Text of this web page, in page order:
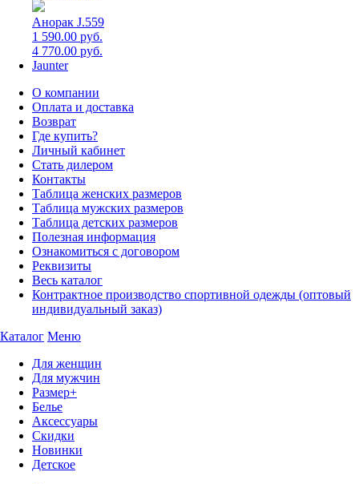
Анорак J.559
1 590.00 руб.
4 770.00 руб.
Jaunter
О компании
Оплата и доставка
Возврат
Где купить?
Личный кабинет
Стать дилером
Контакты
Таблица женских размеров
Таблица мужских размеров
Таблица детских размеров
Полезная информация
Ознакомиться с договором
Реквизиты
Весь каталог
Контрактное производство спортивной одежды (оптовый
индивидуальный заказ)
Каталог Меню
Для женщин
Для мужчин
Размер+
Белье
Аксессуары
Скидки
Новинки
Детское